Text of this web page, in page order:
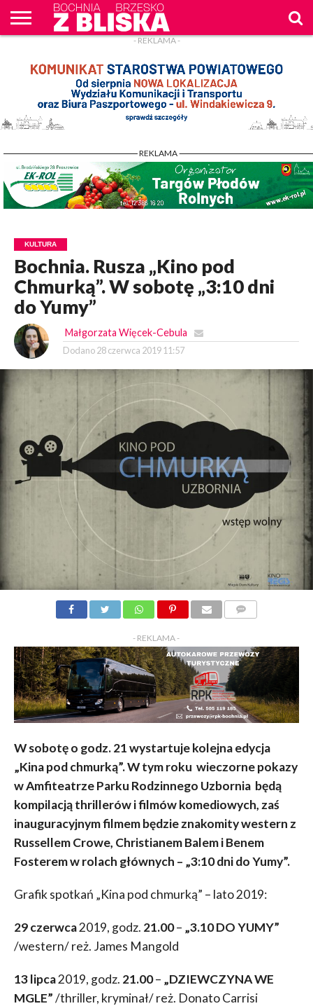
WPROST
REKLAM
- REKLAMA -
- REKLAMA -
KULTURA
Bochnia. Rusza „Kino pod
Chmurką”. W sobotę „3:10 dni
do Yumy”
Małgorzata Więcek-Cebula
Dodano 28 czerwca 2019 11:57
- REKLAMA -
W sobotę o godz. 21 wystartuje kolejna edycja
„Kina pod chmurką”. W tym roku wieczorne pokazy
w Amfiteatrze Parku Rodzinnego Uzbornia będą
kompilacją thrillerów i filmów komediowych, zaś
inauguracyjnym filmem będzie znakomity western z
Russellem Crowe, Christianem Balem i Benem
Fosterem w rolach głównych – „3:10 dni do Yumy”.
Grafik spotkań „Kina pod chmurką” – lato 2019:
29 czerwca2019, godz. 21.00– „3.10 DO YUMY”
/western/ reż. James Mangold
13 lipca2019, godz. 21.00– „DZIEWCZYNA WE
MGLE”/thriller, kryminał/ reż. Donato Carrisi